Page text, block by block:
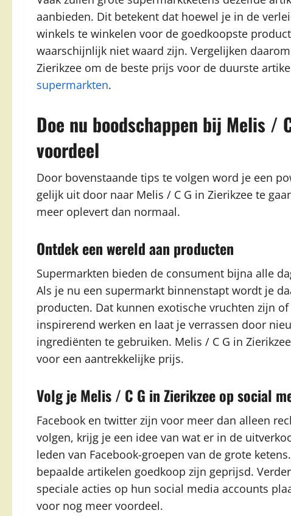
aanbieden. Dit betekent dat hoewel je in de
winkels te winkelen voor de goedkoopste
waarschijnlijk niet waard zijn. Vergelijken
Zierikzee om de beste prijs voor de duurste
supermarkten.
Doe nu boodschappen bij Melis /
voordeel
Door bovenstaande tips te volgen word je een
gelijk uit door naar Melis / C G in Zierikzee te
meer oplevert dan normaal.
Ontdek een wereld aan producten
Supermarkten bieden de consument bijna alle
Als je nu een supermarkt binnenstapt wordt je
producten. Dat kunnen exotische vruchten zijn
inspirerend werken en laat je verrassen door
ingrediënten te gebruiken. Melis / C G in
voor een aantrekkelijke prijs.
Volg je Melis / C G in Zierikzee op social
Facebook en twitter zijn voor meer dan alleen
volgen, krijg je een idee van wat er in de
leden van Facebook-groepen van de grote
bepaalde artikelen goedkoop zijn geprijsd.
speciale acties op hun social media accounts
voor nog meer voordeel.